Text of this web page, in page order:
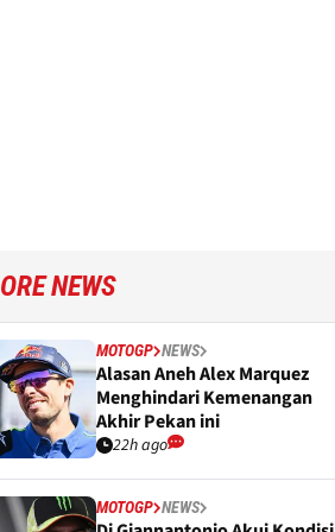
NEWS
MOTOGP NEWS
Alasan Aneh Alex Marquez
Menghindari Kemenangan
Akhir Pekan ini
22h ago
MOTOGP NEWS